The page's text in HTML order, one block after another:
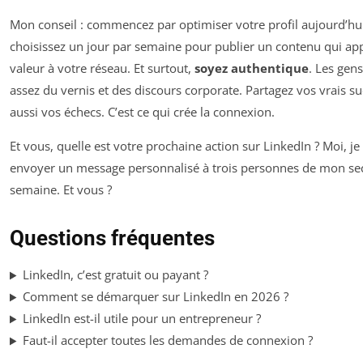
Mon conseil : commencez par optimiser votre profil
choisissez un jour par semaine pour publier un contenu qui
valeur à votre réseau. Et surtout, soyez authentique. Les
assez du vernis et des discours corporate. Partagez vos vrais
aussi vos échecs. C’est ce qui crée la connexion.
Et vous, quelle est votre prochaine action sur LinkedIn ? Moi, je
envoyer un message personnalisé à trois personnes de mon
semaine. Et vous ?
Questions fréquentes
LinkedIn, c’est gratuit ou payant ?
Comment se démarquer sur LinkedIn en 2026 ?
LinkedIn est-il utile pour un entrepreneur ?
Faut-il accepter toutes les demandes de connexion ?